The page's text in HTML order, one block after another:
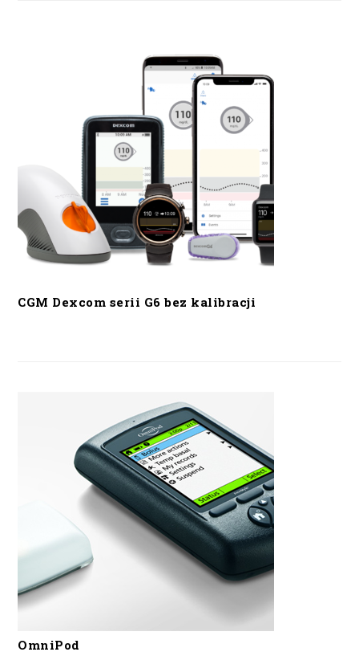
CGM Dexcom serii G6 bez kalibracji
OmniPod